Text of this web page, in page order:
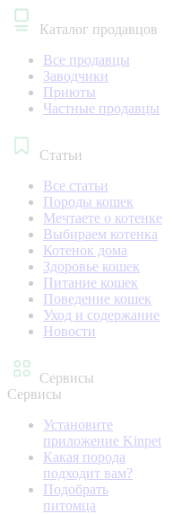
Каталог продавцов
Все продавцы
Заводчики
Приюты
Частные продавцы
Статьи
Все статьи
Породы кошек
Мечтаете о котенке
Выбираем котенка
Котенок дома
Здоровье кошек
Питание кошек
Поведение кошек
Уход и содержание
Новости
Сервисы
Сервисы
Установите
приложение Kinpet
Какая порода
подходит вам?
Подобрать
питомца